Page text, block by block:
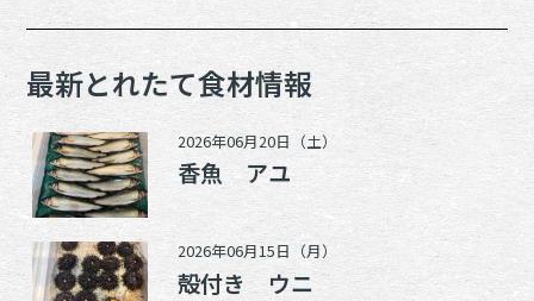
最新とれたて食材情報
2026年06月20日（土）
香魚 アユ
2026年06月15日（月）
殻付き ウニ